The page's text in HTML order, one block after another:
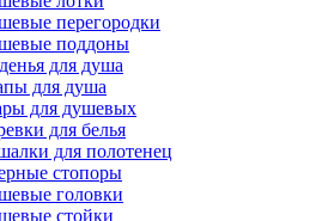
перегородки
поддоны
для душа
для душа
для душевых
для белья
для полотенец
стопоры
головки
стойки